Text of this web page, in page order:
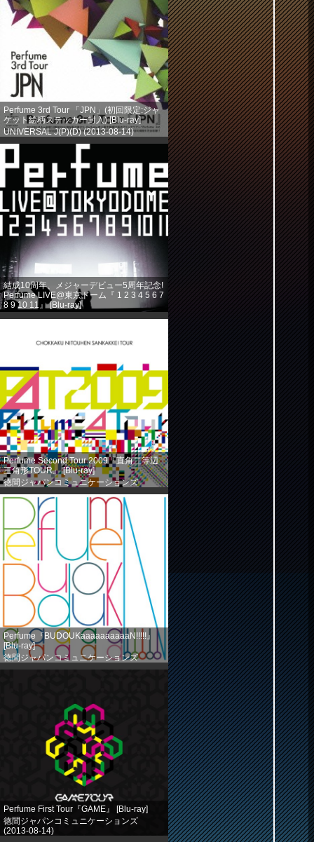
Perfume 3rd Tour 「JPN」(初回限定:ジャ
ケット絵柄ステッカー封入) [Blu-ray]
UNIVERSAL J(P)(D) (2013-08-14)
売り上げランキング: 386
結成10周年、メジャーデビュー5周年記念!
Perfume LIVE@東京ドーム『 1 2 3 4 5 6 7
8 9 10 11』 [Blu-ray]
徳間ジャパンコミュニケーションズ
Perfume Second Tour 2009『直角二等辺
三角形TOUR』 [Blu-ray]
徳間ジャパンコミュニケーションズ
(2013-08-14)
売り上げランキング: 584
Perfume『BUDOUKaaaaaaaaaaN!!!!!』
[Blu-ray]
徳間ジャパンコミュニケーションズ
(2013-08-14)
Perfume First Tour『GAME』 [Blu-ray]
徳間ジャパンコミュニケーションズ
(2013-08-14)